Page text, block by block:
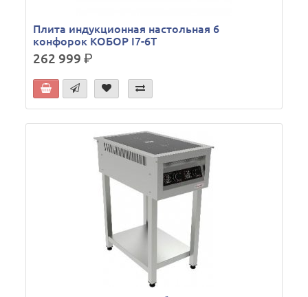
Плита индукционная настольная 6
конфорок КОБОР I7-6T
262 999р.